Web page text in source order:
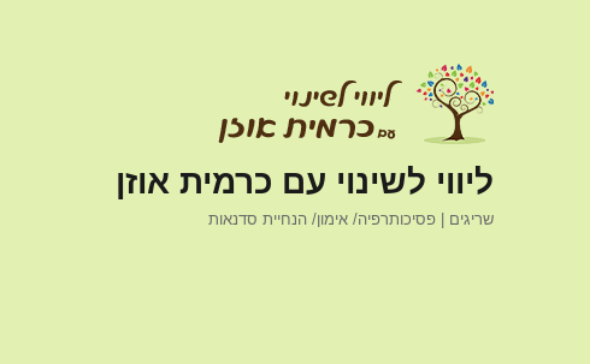
ליווי לשינוי עם כרמית אוזן
שריגים | פסיכותרפיה/ אימון/ הנחיית סדנאות